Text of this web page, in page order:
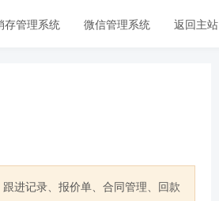
存管理系统 微信管理系统 返回主站
进记录、报价单、合同管理、回款